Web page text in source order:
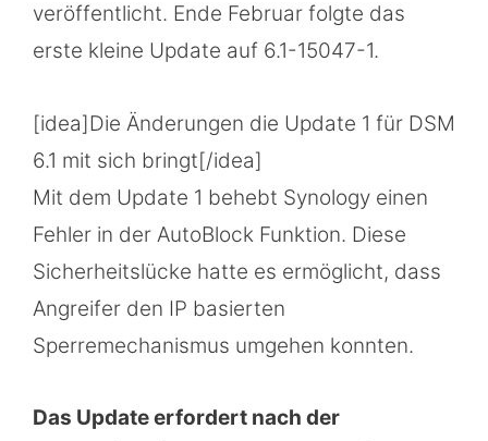
veröffentlicht. Ende Februar folgte das
erste kleine Update auf 6.1-15047-1.
[idea]Die Änderungen die Update 1 für DSM
6.1 mit sich bringt[/idea]
Mit dem Update 1 behebt Synology einen
Fehler in der AutoBlock Funktion. Diese
Sicherheitslücke hatte es ermöglicht, dass
Angreifer den IP basierten
Sperremechanismus umgehen konnten.
Das Update erfordert nach der